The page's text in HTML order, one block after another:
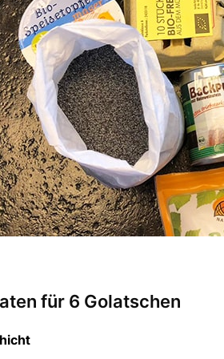
für 6 Golatschen